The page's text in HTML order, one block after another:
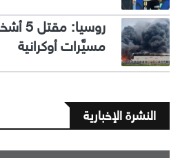
مسيَّرات أوكرانية
النشرة الإخبارية